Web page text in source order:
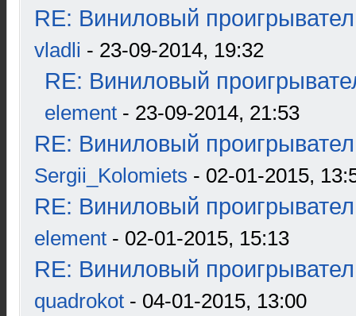
RE: Виниловый
vladli - 23-09-2014, 19:32
RE: Виниловый
element - 23-09-2014, 21:53
RE: Виниловый
Sergii_Kolomiets - 02-01-2015,
RE: Виниловый
element - 02-01-2015, 15:13
RE: Виниловый
quadrokot - 04-01-2015, 13:00